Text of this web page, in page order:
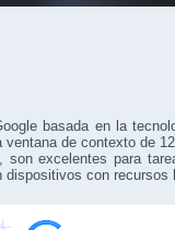
basada en la
de contexto de
excelentes para
con recursos